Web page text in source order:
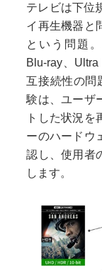
テレビは下位
イ再生機器と
という問題
Blu-ray、
互接続性の問
験は、ユーザ
トした状況を
ーのハードウ
認し、使用者
します。